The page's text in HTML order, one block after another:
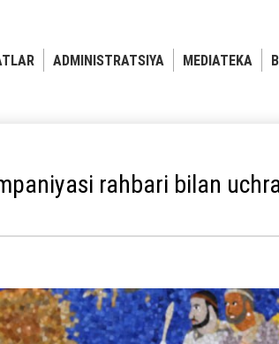
ADMINISTRATSIYA MEDIATEKA
rahbari bilan